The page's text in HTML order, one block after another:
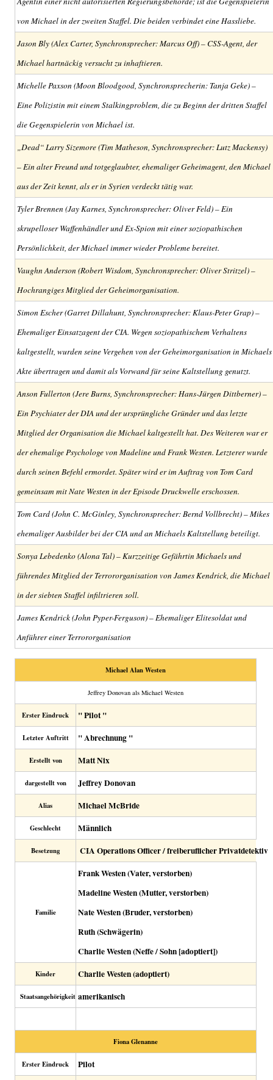
von Michael in der zweiten Staffel. Die beiden verbindet eine Hassliebe.
Jason Bly (Alex Carter, Synchronsprecher: Marcus Off) – CSS-Agent, der
Michael hartnäckig versucht zu inhaftieren.
Michelle Paxson (Moon Bloodgood, Synchronsprecherin: Tanja Geke) –
Eine Polizistin mit einem Stalkingproblem, die zu Beginn der dritten Staffel
die Gegenspielerin von Michael ist.
„Dead“ Larry Sizemore (Tim Matheson, Synchronsprecher: Lutz Mackensy)
– Ein alter Freund und totgeglaubter, ehemaliger Geheimagent, den Michael
aus der Zeit kennt, als er in Syrien verdeckt tätig war.
Tyler Brennen (Jay Karnes, Synchronsprecher: Oliver Feld) – Ein
skrupelloser Waffenhändler und Ex-Spion mit einer soziopathischen
Persönlichkeit, der Michael immer wieder Probleme bereitet.
Vaughn Anderson (Robert Wisdom, Synchronsprecher: Oliver Stritzel) –
Hochrangiges Mitglied der Geheimorganisation.
Simon Escher (Garret Dillahunt, Synchronsprecher: Klaus-Peter Grap) –
Ehemaliger Einsatzagent der CIA. Wegen soziopathischem Verhaltens
kaltgestellt, wurden seine Vergehen von der Geheimorganisation in Michaels
Akte übertragen und damit als Vorwand für seine Kaltstellung genutzt.
Anson Fullerton (Jere Burns, Synchronsprecher: Hans-Jürgen Dittberner) –
Ein Psychiater der DIA und der ursprüngliche Gründer und das letzte
Mitglied der Organisation die Michael kaltgestellt hat. Des Weiteren war er
der ehemalige Psychologe von Madeline und Frank Westen. Letzterer wurde
durch seinen Befehl ermordet. Später wird er im Auftrag von Tom Card
gemeinsam mit Nate Westen in der Episode Druckwelle erschossen.
Tom Card (John C. McGinley, Synchronsprecher: Bernd Vollbrecht) – Mikes
ehemaliger Ausbilder bei der CIA und an Michaels Kaltstellung beteiligt.
Sonya Lebedenko (Alona Tal) – Kurzzeitige Gefährtin Michaels und
führendes Mitglied der Terrororganisation von James Kendrick, die Michael
in der siebten Staffel infiltrieren soll.
James Kendrick (John Pyper-Ferguson) – Ehemaliger Elitesoldat und
Anführer einer Terrororganisation
Michael Alan Westen
Jeffrey Donovan als Michael Westen
Erster Eindruck " Pilot "
Letzter Auftritt " Abrechnung "
Erstellt von Matt Nix
dargestellt von Jeffrey Donovan
Alias Michael McBride
Geschlecht Männlich
Besetzung CIA Operations Officer / freiberuflicher Privatdetektiv
Familie
Frank Westen (Vater, verstorben)
Madeline Westen (Mutter, verstorben)
Nate Westen (Bruder, verstorben)
Ruth (Schwägerin)
Charlie Westen (Neffe / Sohn [adoptiert])
Kinder Charlie Westen (adoptiert)
Staatsangehörigkeit amerikanisch
Fiona Glenanne
Erster Eindruck Pilot